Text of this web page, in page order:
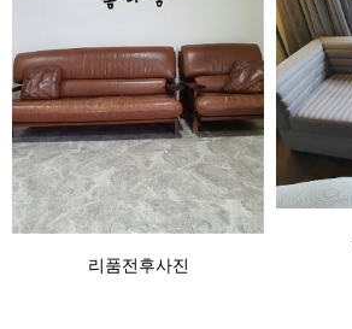
리품전후사진